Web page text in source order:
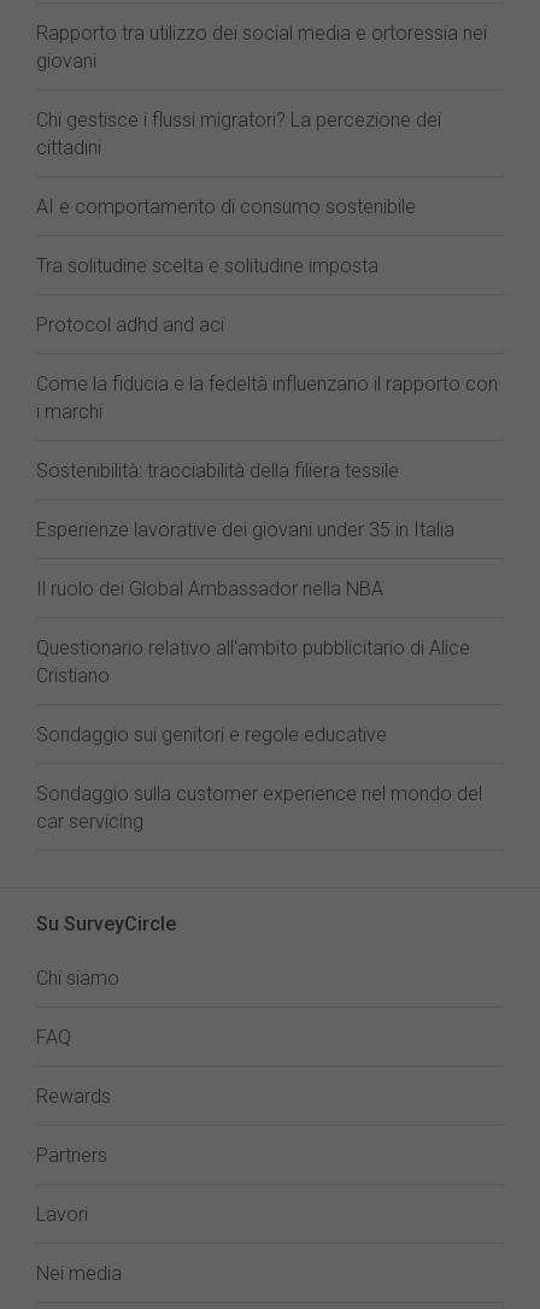
Rapporto tra utilizzo dei social media e ortoressia nei
giovani
Chi gestisce i flussi migratori? La percezione dei
cittadini
AI e comportamento di consumo sostenibile
Tra solitudine scelta e solitudine imposta
Protocol adhd and aci
Come la fiducia e la fedeltà influenzano il rapporto con
i marchi
Sostenibilità: tracciabilità della filiera tessile
Esperienze lavorative dei giovani under 35 in Italia
Il ruolo dei Global Ambassador nella NBA
Questionario relativo all'ambito pubblicitario di Alice
Cristiano
Sondaggio sui genitori e regole educative
Sondaggio sulla customer experience nel mondo del
car servicing
Su SurveyCircle
Chi siamo
FAQ
Rewards
Partners
Lavori
Nei media